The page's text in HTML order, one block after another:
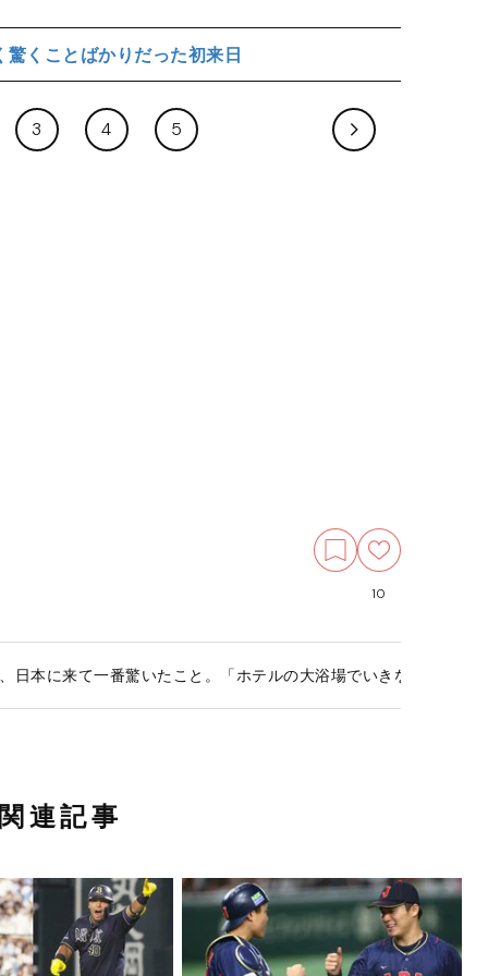
驚くことばかりだった初来日
3 4 5
10
日本に来て一番驚いたこと。「ホテルの大浴場でいきなり裸の
連記事